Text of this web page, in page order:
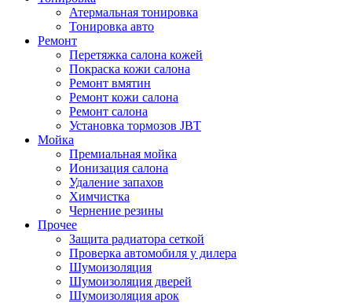
Атермальная тонировка
Тонировка авто
Ремонт
Перетяжка салона кожей
Покраска кожи салона
Ремонт вмятин
Ремонт кожи салона
Ремонт салона
Установка тормозов JBT
Мойка
Премиальная мойка
Ионизация салона
Удаление запахов
Химчистка
Чернение резины
Прочее
Защита радиатора сеткой
Проверка автомобиля у дилера
Шумоизоляция
Шумоизоляция дверей
Шумоизоляция арок